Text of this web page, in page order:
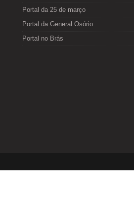
Portal da 25 de março
Portal da General Osório
Portal no Brás